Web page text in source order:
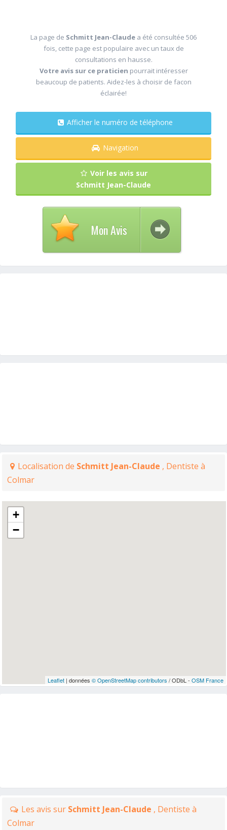
La page de Schmitt Jean-Claude a été consultée 506
fois, cette page est populaire avec un taux de
consultations en hausse.
Votre avis sur ce praticien pourrait intéresser
beaucoup de patients. Aidez-les à choisir de facon
éclairée!
Afficher le numéro de téléphone
Navigation
Voir les avis sur
Schmitt Jean-Claude
Mon Avis
Localisation de Schmitt Jean-Claude , Dentiste à
Colmar
+
−
Leaflet| données © OpenStreetMap contributors / ODbL - OSM France
Les avis sur Schmitt Jean-Claude , Dentiste à
Colmar